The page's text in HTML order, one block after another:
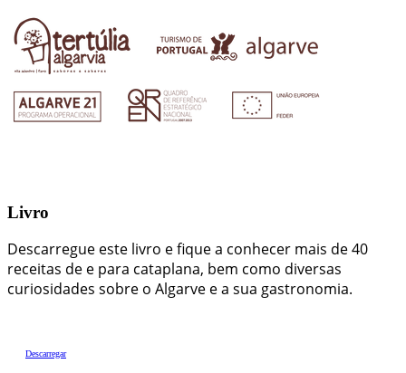
Livro
Descarregue este livro e fique a conhecer mais de 40
receitas de e para cataplana, bem como diversas
curiosidades sobre o Algarve e a sua gastronomia.
Descarregar